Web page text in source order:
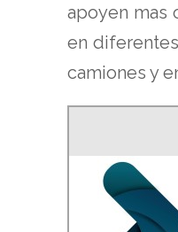
apoyen mas
en
camiones y